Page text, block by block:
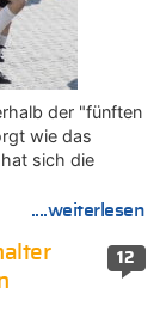
der "fünften
wie das
sich die
....weiterlesen
12